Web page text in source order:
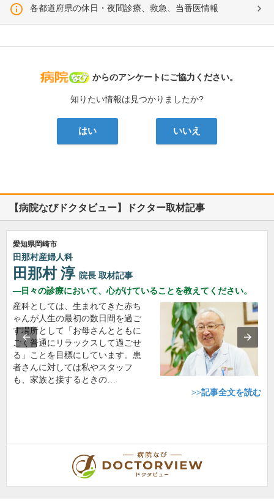
各都道府県の休日・夜間診療、救急、当番医情報
病院なび
からのアンケートにご協力ください。
知りたい情報は見つかりましたか?
はい いいえ
【病院なびドクタビュー】ドクター取材記事
愛知県岡崎市
田那村産婦人科
田那村 淳 院長 取材記事
日々の診療において、心がけていることを教えてください。
産科としては、生まれてきた赤ち
ゃんが人生の最初の数日間を過ご
す場所として「お母さんとともに
ごく普通にリラックスして過ごせ
る」ことを目標にしています。患
者さんに対しては私やスタッフ
も、家族と接するときの…
>>記事全文を読む